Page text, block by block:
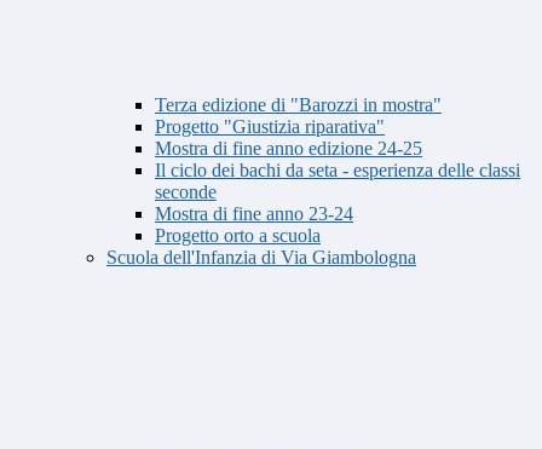
Terza edizione di "Barozzi in mostra"
Progetto "Giustizia riparativa"
Mostra di fine anno edizione 24-25
Il ciclo dei bachi da seta - esperienza delle classi
seconde
Mostra di fine anno 23-24
Progetto orto a scuola
Scuola dell'Infanzia di Via Giambologna